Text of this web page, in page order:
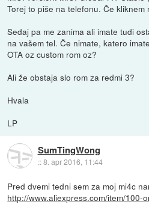
Torej to piše na telefonu. Če
Sedaj pa me zanima ali imate tudi
na vašem tel. Če nimate, katero
OTA oz custom rom oz?
Ali že obstaja slo rom za redmi 3?
Hvala
LP
SumTingWong
::8. apr 2016, 11:44
Pred dvemi tedni sem za moj mi4c
http://www.aliexpress.com/item/100-